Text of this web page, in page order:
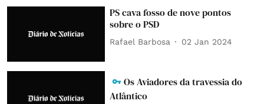
PS cava fosso de nove pontos
sobre o PSD
Rafael Barbosa 02 Jan 2024
Os Aviadores da travessia do
Atlântico